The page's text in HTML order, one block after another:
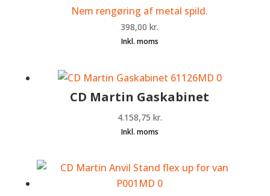
Nem rengøring af metal spild.
398,00kr.
CD Martin Gaskabinet
4.158,75 kr.